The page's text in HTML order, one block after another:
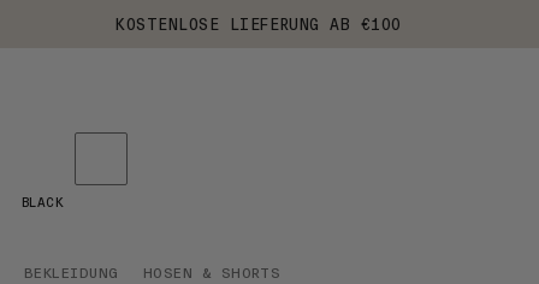
KOSTENLOSE LIEFERUNG AB €100
BEKLEIDUNG HOSEN & SHORTS
BLACK